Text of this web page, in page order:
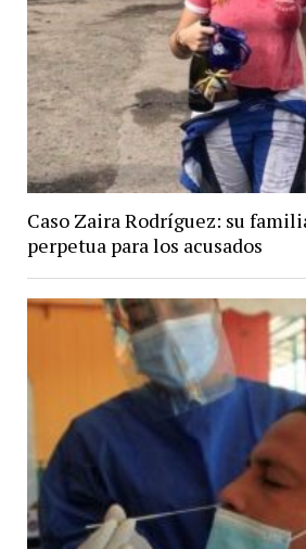
Caso Zaira Rodríguez: su
perpetua para los acusados